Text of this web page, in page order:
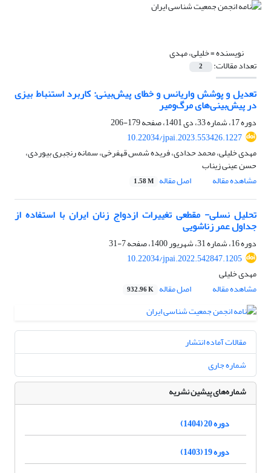
نویسنده =خلیلی، مهدی
تعداد مقالات: 2
تعدیل و پوشش واریانس و خطای پیش‌بینی: کاربرد استنباط بیزی
در پیش‌بینی‌های مرگ‌ومیر
دوره 17، شماره 33، دی 1401، صفحه
179-206
10.22034/jpai.2023.553426.1227
مهدی خلیلی، محمد حدادی، فریده شمس قهفرخی، سمانه رنجبری بیوردی،
حسن عینی زیناب
مشاهده مقاله
اصل مقاله 1.58 M
تحلیل نسلی- مقطعی تغییرات ازدواج زنان ایران با استفاده از
جداول عمر زناشویی
دوره 16، شماره 31، شهریور 1400، صفحه
7-31
10.22034/jpai.2022.542847.1205
مهدی خلیلی
مشاهده مقاله
اصل مقاله 932.96 K
مقالات آماده انتشار
شماره جاری
شماره‌های پیشین نشریه
دوره 20 (1404)
دوره 19 (1403)